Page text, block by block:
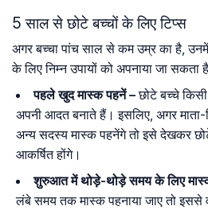
5 साल से छोटे बच्चों के लिए टिप्स
अगर बच्चा पांच साल से कम उम्र का है,
के लिए निम्न उपायों को अपनाया जा सकता
पहले खुद मास्क पहनें –छोटे बच्चे
अपनी आदत बनाते हैं। इसलिए, अगर माता-
अन्य सदस्य मास्क पहनेंगे तो इसे देखकर
आकर्षित होंगे।
शुरुआत में थोड़े-थोड़े समय के लिए
लंबे समय तक मास्क पहनाया जाए तो